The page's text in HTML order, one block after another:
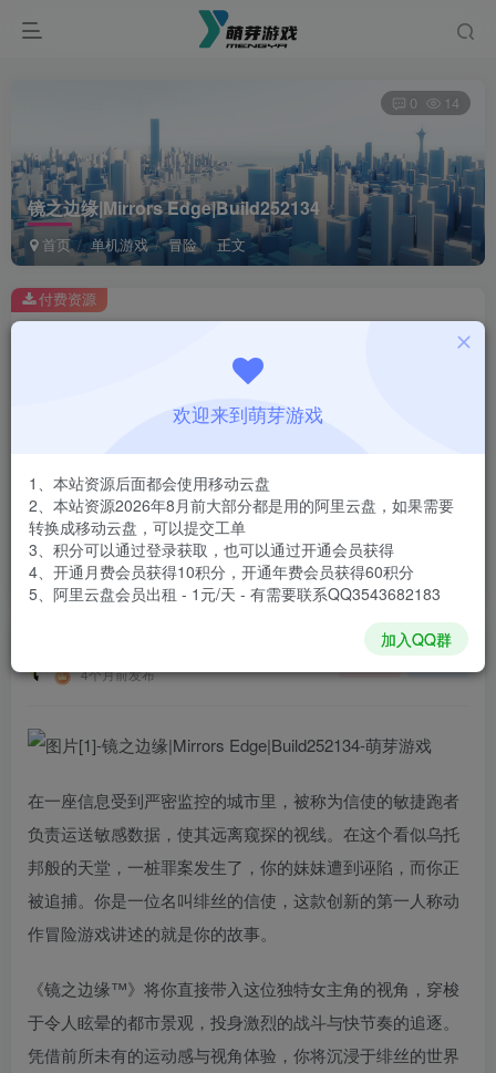
镜之边缘|Mirrors Edge|Build252134
首页 单机游戏 冒险 正文
0 14
此内容为付费资源，请付费后查看
￥1
免费
登录购买
安装包大小
游戏本体大小
6.87 GB
付费资源
4个月前发布
在一座信息受到严密监控的城市里，被称为信使的敏捷跑者
负责运送敏感数据，使其远离窥探的视线。在这个看似乌托
邦般的天堂，一桩罪案发生了，你的妹妹遭到诬陷，而你正
被追捕。你是一位名叫绯丝的信使，这款创新的第一人称动
作冒险游戏讲述的就是你的故事。
《镜之边缘™》将你直接带入这位独特女主角的视角，穿梭
于令人眩晕的都市景观，投身激烈的战斗与快节奏的追逐。
凭借前所未有的运动感与视角体验，你将沉浸于绯丝的世界
欢迎来到萌芽游戏
1、本站资源后面都会使用移动云盘
2、本站资源2026年8月前大部分都是用的阿里云盘，如果需要
转换成移动云盘，可以提交工单
3、积分可以通过登录获取，也可以通过开通会员获得
4、开通月费会员获得10积分，开通年费会员获得60积分
5、阿里云盘会员出租 - 1元/天 - 有需要联系QQ3543682183
加入QQ群